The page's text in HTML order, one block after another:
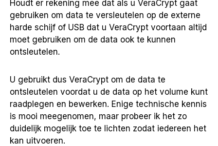
Houdt er rekening mee dat als u VeraCrypt gaat
gebruiken om data te versleutelen op de externe
harde schijf of USB dat u VeraCrypt voortaan altijd
moet gebruiken om de data ook te kunnen
ontsleutelen.
U gebruikt dus VeraCrypt om de data te
ontsleutelen voordat u de data op het volume kunt
raadplegen en bewerken. Enige technische kennis
is mooi meegenomen, maar probeer ik het zo
duidelijk mogelijk toe te lichten zodat iedereen het
kan uitvoeren.